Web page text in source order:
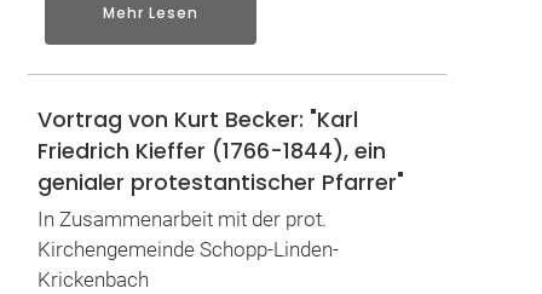
Mehr Lesen
Vortrag von Kurt Becker: "Karl
Friedrich Kieffer (1766-1844), ein
genialer protestantischer Pfarrer"
In Zusammenarbeit mit der prot.
Kirchengemeinde Schopp-Linden-
Krickenbach